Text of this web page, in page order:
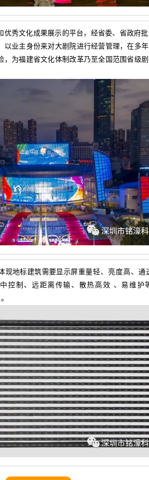
优秀文化成果展示的平台，经省委、省政府
以业主身份来对大剧院进行经营管理，在多
，为福建省文化体制改革乃至全国范围省级
现地标建筑需要显示屏重量轻、亮度高、通
控制、远距离传输、散热高效 、易维护